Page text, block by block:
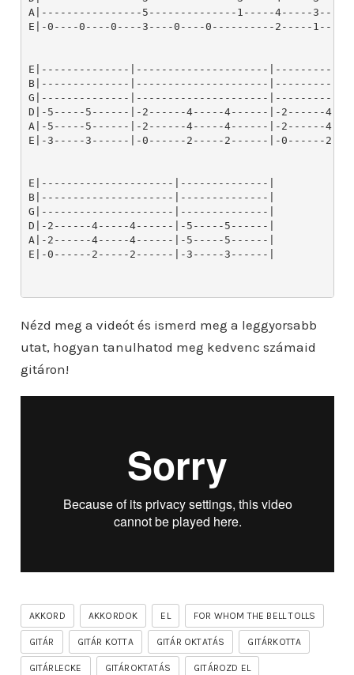
Nézd meg a videót és ismerd meg a leggyorsabb
utat, hogyan tanulhatod meg kedvenc számaid
gitáron!
AKKORD AKKORDOK EL FOR WHOM THE BELL TOLLS
GITÁR GITÁR KOTTA GITÁR OKTATÁS GITÁRKOTTA
GITÁRLECKE GITÁROKTATÁS GITÁROZD EL